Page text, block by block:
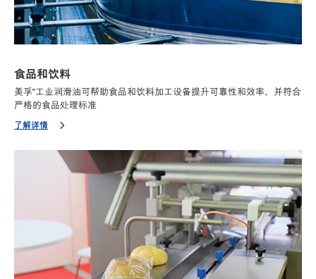
食品和饮料
美孚™工业润滑油可帮助食品和饮料加工设备提升可靠性和效率，并符合
严格的食品处理标准
了解详情